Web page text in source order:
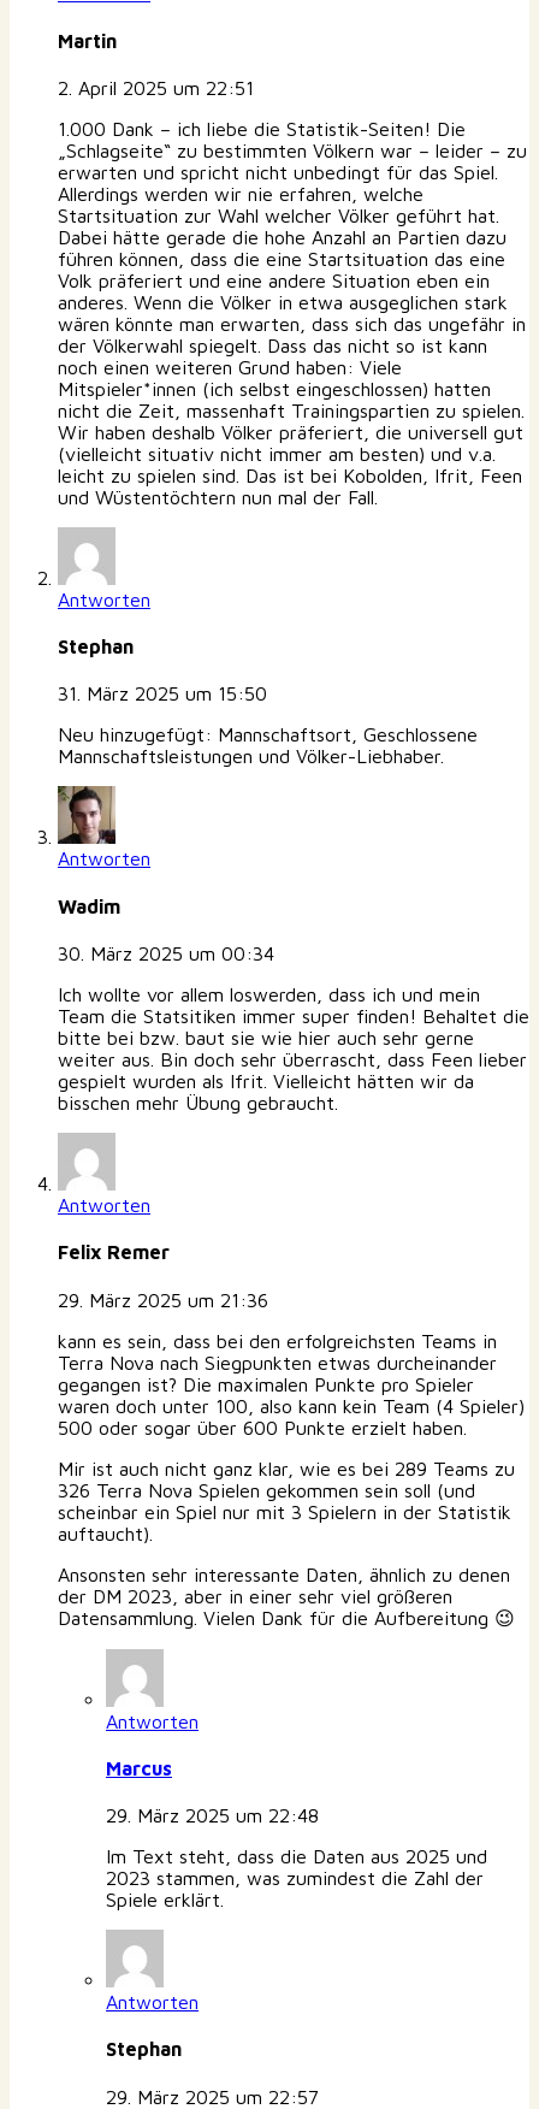
Martin
2. April 2025 um 22:51
1.000 Dank – ich liebe die Statistik-Seiten! Die
„Schlagseite“ zu bestimmten Völkern war – leider – zu
erwarten und spricht nicht unbedingt für das Spiel.
Allerdings werden wir nie erfahren, welche
Startsituation zur Wahl welcher Völker geführt hat.
Dabei hätte gerade die hohe Anzahl an Partien dazu
führen können, dass die eine Startsituation das eine
Volk präferiert und eine andere Situation eben ein
anderes. Wenn die Völker in etwa ausgeglichen stark
wären könnte man erwarten, dass sich das ungefähr in
der Völkerwahl spiegelt. Dass das nicht so ist kann
noch einen weiteren Grund haben: Viele
Mitspieler*innen (ich selbst eingeschlossen) hatten
nicht die Zeit, massenhaft Trainingspartien zu spielen.
Wir haben deshalb Völker präferiert, die universell gut
(vielleicht situativ nicht immer am besten) und v.a.
leicht zu spielen sind. Das ist bei Kobolden, Ifrit, Feen
und Wüstentöchtern nun mal der Fall.
Antworten
Stephan
31. März 2025 um 15:50
Neu hinzugefügt: Mannschaftsort, Geschlossene
Mannschaftsleistungen und Völker-Liebhaber.
Antworten
Wadim
30. März 2025 um 00:34
Ich wollte vor allem loswerden, dass ich und mein
Team die Statsitiken immer super finden! Behaltet die
bitte bei bzw. baut sie wie hier auch sehr gerne
weiter aus. Bin doch sehr überrascht, dass Feen lieber
gespielt wurden als Ifrit. Vielleicht hätten wir da
bisschen mehr Übung gebraucht.
Antworten
Felix Remer
29. März 2025 um 21:36
kann es sein, dass bei den erfolgreichsten Teams in
Terra Nova nach Siegpunkten etwas durcheinander
gegangen ist? Die maximalen Punkte pro Spieler
waren doch unter 100, also kann kein Team (4 Spieler)
500 oder sogar über 600 Punkte erzielt haben.
Mir ist auch nicht ganz klar, wie es bei 289 Teams zu
326 Terra Nova Spielen gekommen sein soll (und
scheinbar ein Spiel nur mit 3 Spielern in der Statistik
auftaucht).
Ansonsten sehr interessante Daten, ähnlich zu denen
der DM 2023, aber in einer sehr viel größeren
Datensammlung. Vielen Dank für die Aufbereitung 😉
Antworten
Marcus
29. März 2025 um 22:48
Im Text steht, dass die Daten aus 2025 und
2023 stammen, was zumindest die Zahl der
Spiele erklärt.
Antworten
Stephan
29. März 2025 um 22:57